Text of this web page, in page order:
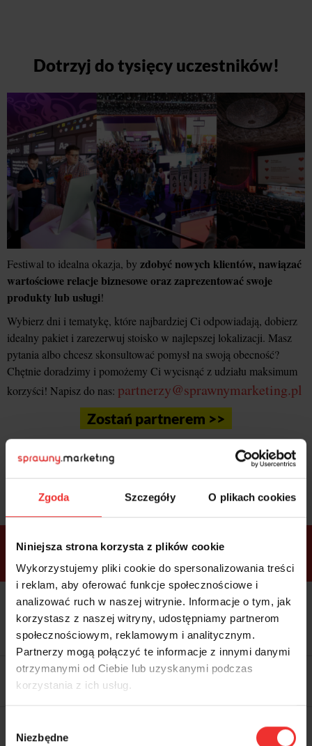
Zgoda Szczegóły O plikach cookies
Niniejsza strona korzysta z plików cookie
Wykorzystujemy pliki cookie do spersonalizowania treści
i reklam, aby oferować funkcje społecznościowe i
analizować ruch w naszej witrynie. Informacje o tym, jak
korzystasz z naszej witryny, udostępniamy partnerom
społecznościowym, reklamowym i analitycznym.
Partnerzy mogą połączyć te informacje z innymi danymi
otrzymanymi od Ciebie lub uzyskanymi podczas
korzystania z ich usług.
zgody
Niezbędne
Dotrzyj do tysięcy uczestników!
Festiwal to idealna okazja, by zdobyć nowych klientów, nawiązać
wartościowe relacje biznesowe oraz zaprezentować swoje
produkty lub usługi!
Wybierz dni i tematykę, które najbardziej Ci odpowiadają, dobierz
idealny pakiet i zarezerwuj stoisko w najlepszej lokalizacji. Masz
pytania albo chcesz skonsultować pomysł na swoją obecność?
Chętnie doradzimy i pomożemy Ci wycisnąć z udziału maksimum
korzyści! Napisz do nas: partnerzy@sprawnymarketing.pl
Zostań partnerem >>
Sprawdź bonusyi wybierz bilet
ramach
pakietów
VIP Premium
Kolacja z prelegentami i before
party (Hotel Sheraton, 27.10) tylko
wbilecie ALLPASS VIP
Dostępne
tylko w
bilecie
ALLPASS
VIP
Dedykowana strefa VIP z
możliwością networkingu z
prelegentami i wystawcami w
WARTOŚĆ: 1970 zł